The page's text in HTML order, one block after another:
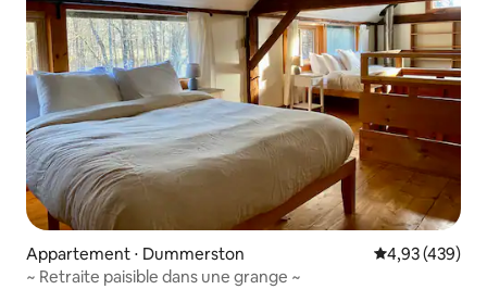
Appartement ⋅ Dummerston Évaluation
4,93 (439)
~ Retraite paisible dans une grange ~